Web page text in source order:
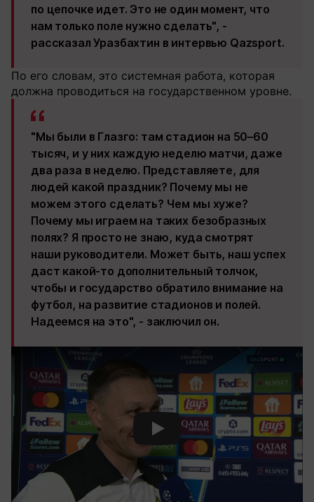
по цепочке идет. Это не один момент, что
нам только поле нужно сделать", -
рассказал Уразбахтин в интервью Qazsport.
По его словам, это системная работа, которая
должна проводиться на государственном уровне.
"Мы были в Глазго: там стадион на 50–60
тысяч, и у них каждую неделю матчи, даже
два раза в неделю. Представляете, для
людей какой праздник? Почему мы не
можем этого сделать? Чем мы хуже?
Почему мы играем на таких безобразных
полях? Я просто не знаю, куда смотрят
наши руководители. Может быть, наш успех
даст какой-то дополнительный толчок,
чтобы и государство обратило внимание на
футбол, на развитие стадионов и полей.
Надеемся на это", - заключил он.
Смотреть видео YouTube